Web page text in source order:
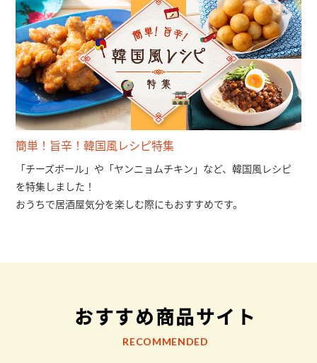
簡単！旨辛！韓国風レシピ特集
「チーズボール」や「ヤンニョムチキン」など、韓国風レシピ
を特集しました！
おうちで居酒屋気分を楽しむ際にもおすすめです。
おすすめ商品サイト
RECOMMENDED